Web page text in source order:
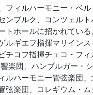
フィルハーモニー・ベ
ンブルク、コンツェル
トホールに招かれてい
ルギエフ指揮マリイン
チコフ指揮チェコ・フ
楽団、ハンブルガー・
ルハーモニー管弦楽団、
弦楽団、コレギウム・